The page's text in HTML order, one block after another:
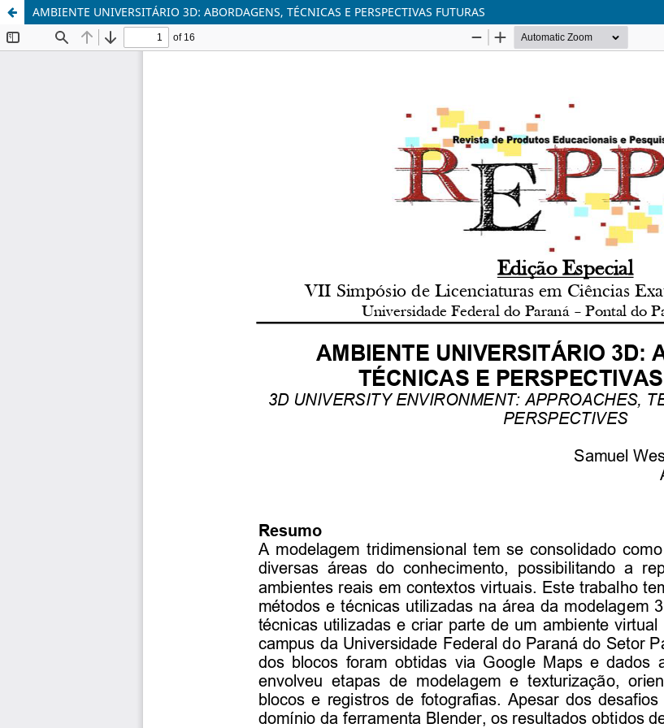
AMBIENTE UNIVERSITÁRIO 3D: ABORDAGENS, TÉCNICAS E PERSPECTIVAS FUTURAS